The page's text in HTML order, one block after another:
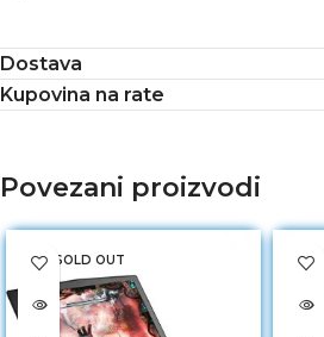
Dostava
Kupovina na rate
Povezani proizvodi
SOLD OUT